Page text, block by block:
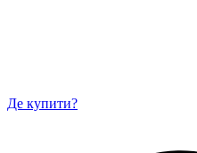
Де купити?